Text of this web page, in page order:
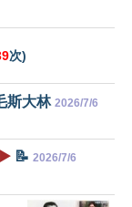
次)
斯大林 2026/7/6
▶️ 📝 2026/7/6